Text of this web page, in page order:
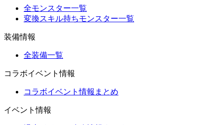
全モンスター一覧
変換スキル持ちモンスター一覧
装備情報
全装備一覧
コラボイベント情報
コラボイベント情報まとめ
イベント情報